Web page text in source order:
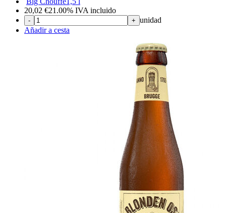
20,02 €21.00% IVA incluido
- + unidad
Añadir a cesta